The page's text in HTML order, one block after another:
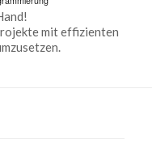
mit effizienten